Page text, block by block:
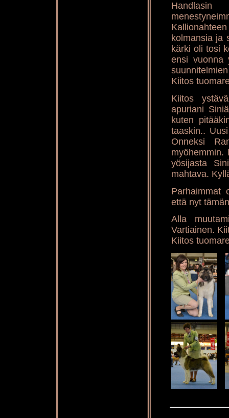
kolmansia ja
kärki oli tosi
ensi vuonna
Kiitos
Kiitos
apuriani
kuten
taaskin..
Onneksi
myöhemmin.
yösijasta
mahtava.
Parhaimmat
että nyt
Alla
Vartiainen.
Kiitos